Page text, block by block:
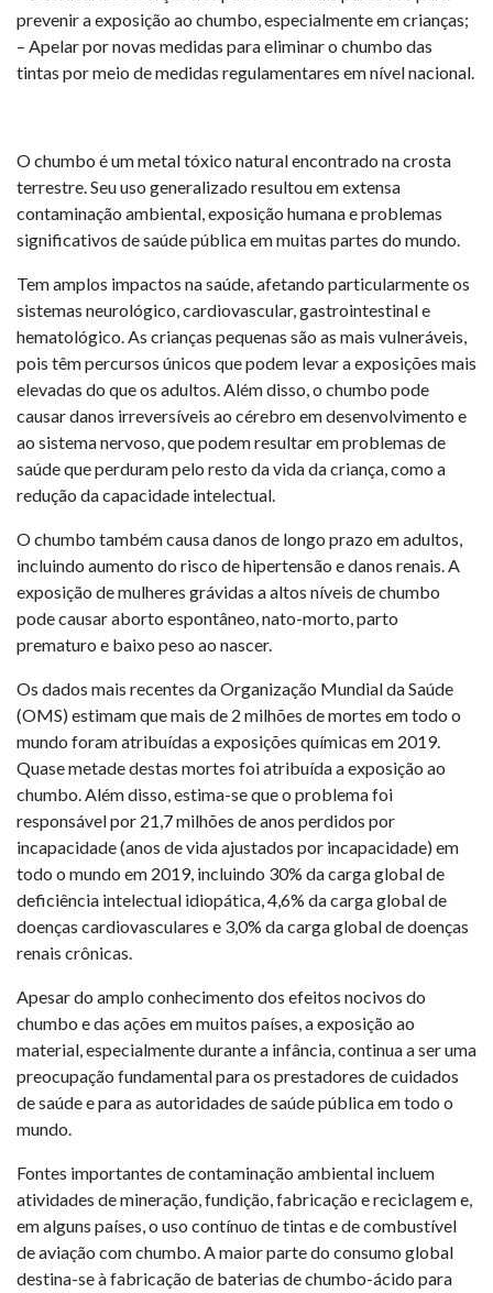
prevenir a exposição ao chumbo, especialmente em crianças;
– Apelar por novas medidas para eliminar o chumbo das
tintas por meio de medidas regulamentares em nível nacional.
O chumbo é um metal tóxico natural encontrado na crosta
terrestre. Seu uso generalizado resultou em extensa
contaminação ambiental, exposição humana e problemas
significativos de saúde pública em muitas partes do mundo.
Tem amplos impactos na saúde, afetando particularmente os
sistemas neurológico, cardiovascular, gastrointestinal e
hematológico. As crianças pequenas são as mais vulneráveis,
pois têm percursos únicos que podem levar a exposições mais
elevadas do que os adultos. Além disso, o chumbo pode
causar danos irreversíveis ao cérebro em desenvolvimento e
ao sistema nervoso, que podem resultar em problemas de
saúde que perduram pelo resto da vida da criança, como a
redução da capacidade intelectual.
O chumbo também causa danos de longo prazo em adultos,
incluindo aumento do risco de hipertensão e danos renais. A
exposição de mulheres grávidas a altos níveis de chumbo
pode causar aborto espontâneo, nato-morto, parto
prematuro e baixo peso ao nascer.
Os dados mais recentes da Organização Mundial da Saúde
(OMS) estimam que mais de 2 milhões de mortes em todo o
mundo foram atribuídas a exposições químicas em 2019.
Quase metade destas mortes foi atribuída a exposição ao
chumbo. Além disso, estima-se que o problema foi
responsável por 21,7 milhões de anos perdidos por
incapacidade (anos de vida ajustados por incapacidade) em
todo o mundo em 2019, incluindo 30% da carga global de
deficiência intelectual idiopática, 4,6% da carga global de
doenças cardiovasculares e 3,0% da carga global de doenças
renais crônicas.
Apesar do amplo conhecimento dos efeitos nocivos do
chumbo e das ações em muitos países, a exposição ao
material, especialmente durante a infância, continua a ser uma
preocupação fundamental para os prestadores de cuidados
de saúde e para as autoridades de saúde pública em todo o
mundo.
Fontes importantes de contaminação ambiental incluem
atividades de mineração, fundição, fabricação e reciclagem e,
em alguns países, o uso contínuo de tintas e de combustível
de aviação com chumbo. A maior parte do consumo global
destina-se à fabricação de baterias de chumbo-ácido para